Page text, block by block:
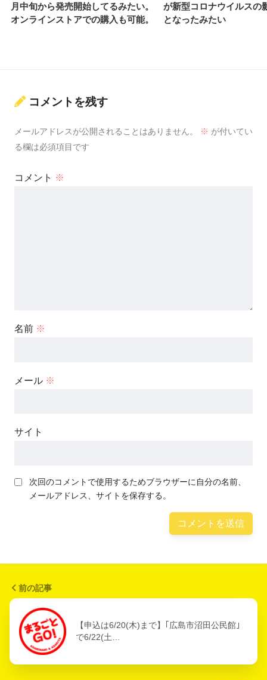
月中旬から発売開始してるみたい。
オンラインストアでの購入も可能。
が新型コロナウイルスの
となったみたい
コメントを残す
メールアドレスが公開されることはありません。 ※ が付いてい
る欄は必須項目です
コメント ※
名前 ※
メール ※
サイト
次回のコメントで使用するためブラウザーに自分の名前、
メールアドレス、サイトを保存する。
前の記事
【申込は6/20(木)まで】｢広島市沼田公民館｣
で6/22(土…